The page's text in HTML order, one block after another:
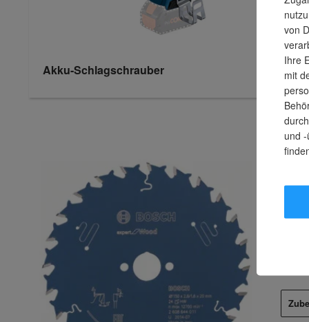
Akku-Schlagschrauber
DAS
von
Ihre
mit
und